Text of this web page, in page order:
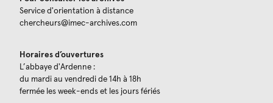
Service d'orientation à distance
chercheurs@imec-archives.com
Horaires d’ouvertures
L’abbaye d'Ardenne :
du mardi au vendredi de 14h à 18h
fermée les week-ends et les jours fériés